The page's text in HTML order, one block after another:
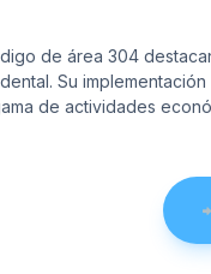
de área 304
Su
de actividades